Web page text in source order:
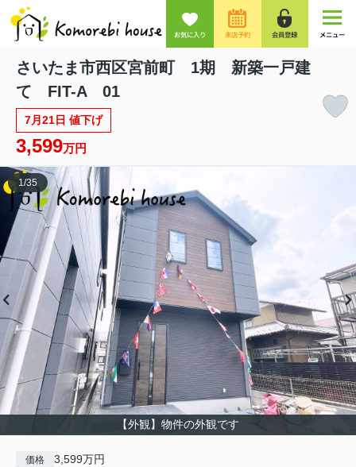
お気に入り 来店予約 会員登録 メニュー
さいたま市西区宮前町 1期 新築一戸建
て FIT-A 01
7月21日 値下げ
3,599万円
【外観】物件の外観です
1 /35
価格 3,599万円